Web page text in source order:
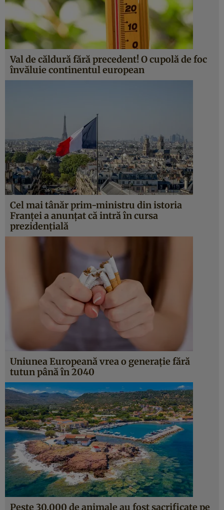
Val de căldură fără precedent! O cupolă de foc
învăluie continentul european
Cel mai tânăr prim-ministru din istoria
Franței a anunțat că intră în cursa
prezidențială
Uniunea Europeană vrea o generație fără
tutun până în 2040
Peste 30.000 de animale au fost sacrificate pe